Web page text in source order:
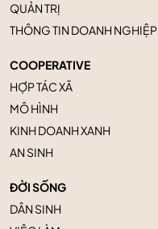
QUẢN TRỊ
THÔNG TIN DOANH NGHIỆP
COOPERATIVE
HỢP TÁC XÃ
MÔ HÌNH
KINH DOANH XANH
AN SINH
ĐỜI SỐNG
DÂN SINH